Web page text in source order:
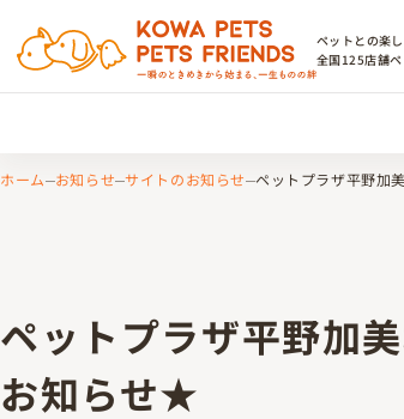
ペットとの楽
全国125店舗
ホーム お知らせ サイトのお知らせ ペットプラザ平
ペットプラザ平
お知らせ★